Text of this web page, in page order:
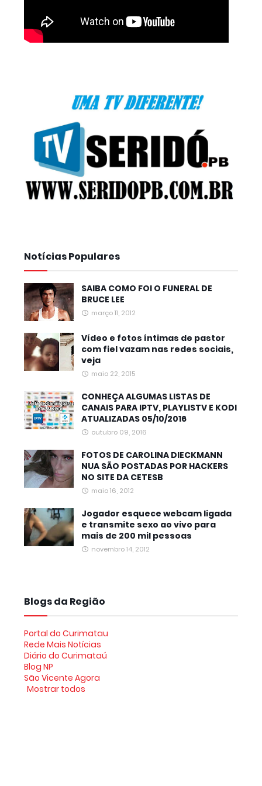
Notícias Populares
SAIBA COMO FOI O FUNERAL DE
BRUCE LEE
março 11, 2012
Vídeo e fotos íntimas de pastor
com fiel vazam nas redes sociais,
veja
maio 22, 2015
CONHEÇA ALGUMAS LISTAS DE
CANAIS PARA IPTV, PLAYLISTV E KODI
ATUALIZADAS 05/10/2016
outubro 09, 2016
FOTOS DE CAROLINA DIECKMANN
NUA SÃO POSTADAS POR HACKERS
NO SITE DA CETESB
maio 16, 2012
Jogador esquece webcam ligada
e transmite sexo ao vivo para
mais de 200 mil pessoas
novembro 14, 2012
Blogs da Região
Portal do Curimatau
Rede Mais Notícias
Diário do Curimataú
Blog NP
São Vicente Agora
Mostrar todos